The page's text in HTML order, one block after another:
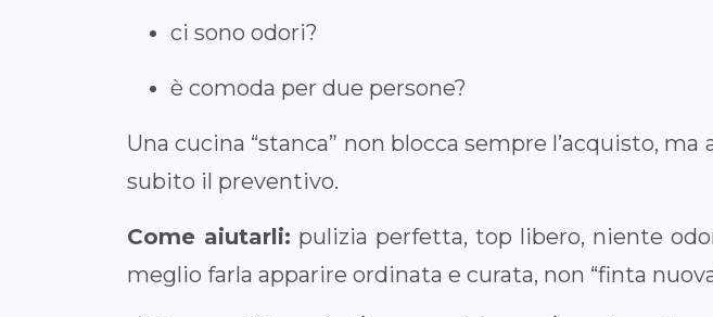
ci sono odori?
è comoda per due persone?
Una cucina “stanca” non blocca sempre l’acquisto,
subito il preventivo.
Come aiutarli: pulizia perfetta, top libero, niente
meglio farla apparire ordinata e curata, non “finta